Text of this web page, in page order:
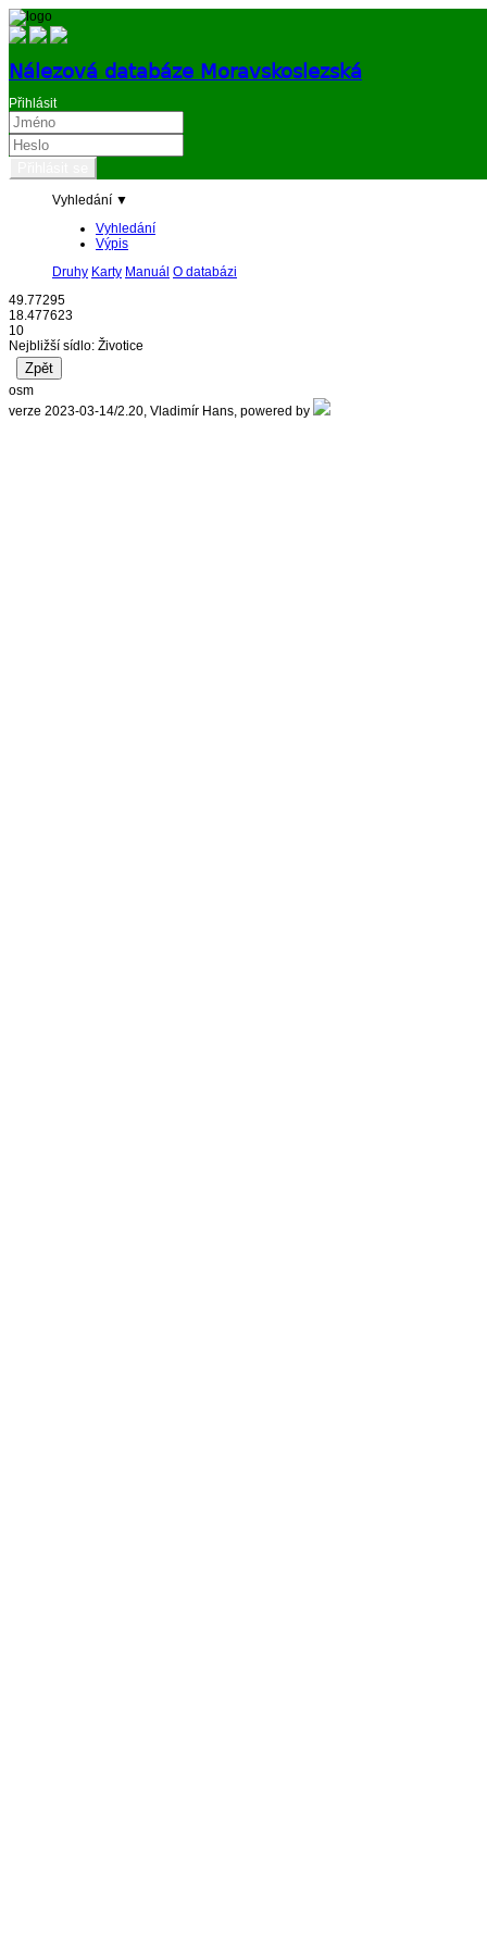
Nálezová databáze Moravskoslezská
Přihlásit
Vyhledání ▼
Vyhledání
Výpis
Druhy Karty Manuál O databázi
49.77295
18.477623
10
Nejbližší sídlo: Životice
osm
verze 2023-03-14/2.20, Vladimír Hans, powered by